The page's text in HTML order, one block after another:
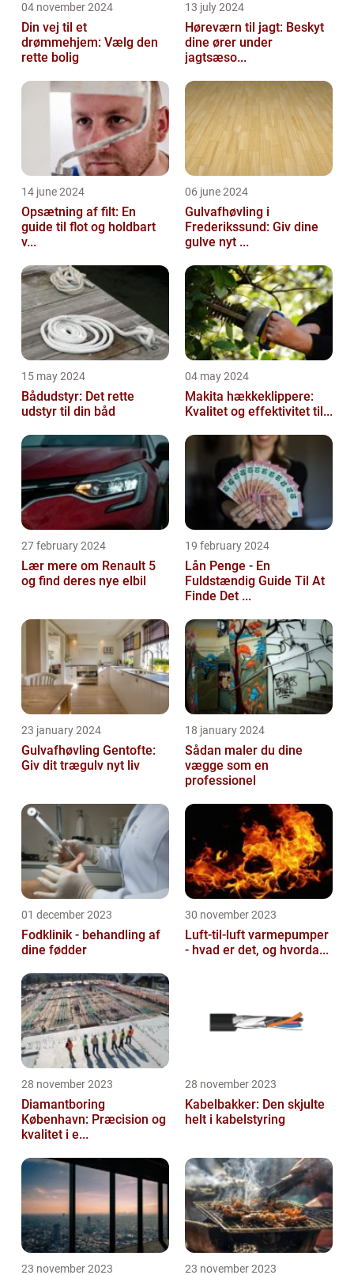
04 november 2024
Din vej til et
drømmehjem: Vælg den
rette bolig
13 july 2024
Høreværn til jagt: Beskyt
dine ører under
jagtsæso...
14 june 2024
Opsætning af filt: En
guide til flot og holdbart
v...
06 june 2024
Gulvafhøvling i
Frederikssund: Giv dine
gulve nyt ...
15 may 2024
Bådudstyr: Det rette
udstyr til din båd
04 may 2024
Makita hækkeklippere:
Kvalitet og effektivitet til...
27 february 2024
Lær mere om Renault 5
og find deres nye elbil
19 february 2024
Lån Penge - En
Fuldstændig Guide Til At
Finde Det ...
23 january 2024
Gulvafhøvling Gentofte:
Giv dit trægulv nyt liv
18 january 2024
Sådan maler du dine
vægge som en
professionel
01 december 2023
Fodklinik - behandling af
dine fødder
30 november 2023
Luft-til-luft varmepumper
- hvad er det, og hvorda...
28 november 2023
Diamantboring
København: Præcision og
kvalitet i e...
28 november 2023
Kabelbakker: Den skjulte
helt i kabelstyring
23 november 2023 23 november 2023